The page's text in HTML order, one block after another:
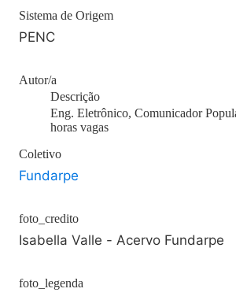
Sistema de Origem
PENC
Autor/a
Descrição
Eng. Eletrônico, Comunicador
horas vagas
Coletivo
Fundarpe
foto_credito
Isabella Valle - Acervo Fundarpe
foto_legenda